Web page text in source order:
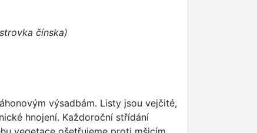
čínska)
výsadbám. Listy jsou vejčité,
hnojení. Každoroční střídání